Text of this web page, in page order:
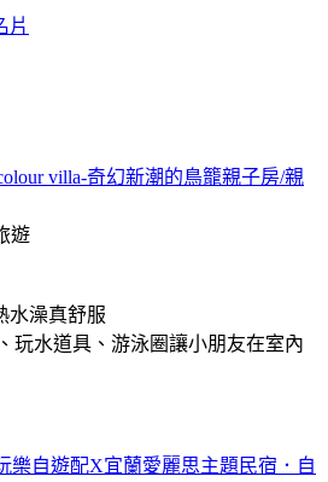
片
villa-奇幻新潮的鳥籠親子房/親
遊
水澡真舒服
玩水道具、游泳圈讓小朋友在室內
樂自遊配X宜蘭愛麗思主題民宿．自